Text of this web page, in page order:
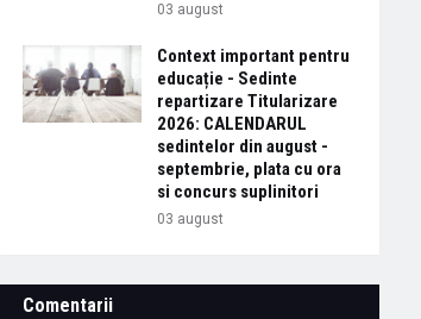
03 august
Context important pentru
educație - Sedinte
repartizare Titularizare
2026: CALENDARUL
sedintelor din august -
septembrie, plata cu ora
si concurs suplinitori
03 august
Comentarii